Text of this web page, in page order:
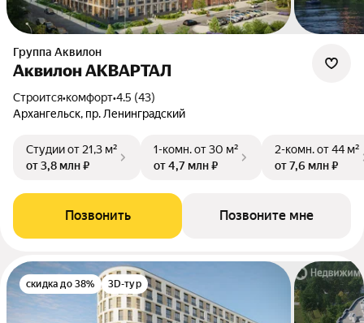
Группа Аквилон
Аквилон АКВАРТАЛ
Строится•комфорт•4.5 (43)
Архангельск, пр. Ленинградский
Студииот 21,3 м²
от 3,8 млн ₽
1-комн.от 30 м²
от 4,7 млн ₽
2-комн.от 44 м²
от 7,6 млн ₽
Позвонить Позвоните мне
скидка до 38% 3D-тур